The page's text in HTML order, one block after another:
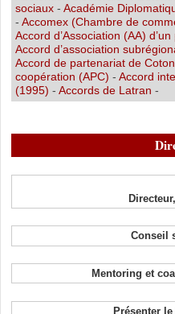
sociaux- Académie
- Accomex (Chambre de
Accord d’Association (AA)
Accord d’association
Accord de partenariat de
coopération (APC) - Accord
(1995) - Accords de Latran -
Conseil
Mentoring et
Présenter